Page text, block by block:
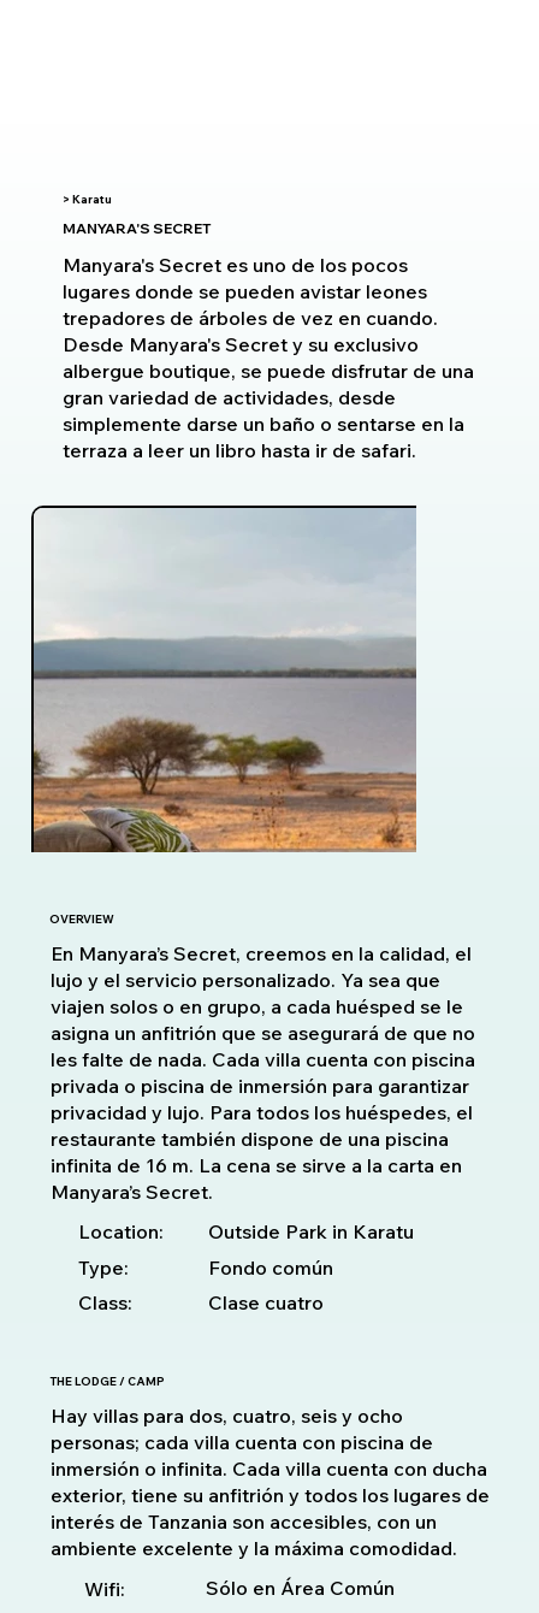
> Karatu
MANYARA'S SECRET
Manyara's Secret es uno de los pocos
lugares donde se pueden avistar leones
trepadores de árboles de vez en cuando.
Desde Manyara's Secret y su exclusivo
albergue boutique, se puede disfrutar de una
gran variedad de actividades, desde
simplemente darse un baño o sentarse en la
terraza a leer un libro hasta ir de safari.
OVERVIEW
En Manyara’s Secret, creemos en la calidad, el
lujo y el servicio personalizado. Ya sea que
viajen solos o en grupo, a cada huésped se le
asigna un anfitrión que se asegurará de que no
les falte de nada. Cada villa cuenta con piscina
privada o piscina de inmersión para garantizar
privacidad y lujo. Para todos los huéspedes, el
restaurante también dispone de una piscina
infinita de 16 m. La cena se sirve a la carta en
Manyara’s Secret.
Location:
Outside Park in Karatu
Type:
Fondo común
Class:
Clase cuatro
THE LODGE / CAMP
Hay villas para dos, cuatro, seis y ocho
personas; cada villa cuenta con piscina de
inmersión o infinita. Cada villa cuenta con ducha
exterior, tiene su anfitrión y todos los lugares de
interés de Tanzania son accesibles, con un
ambiente excelente y la máxima comodidad.
Wifi:
Sólo en Área Común